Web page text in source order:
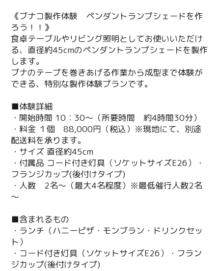
《ブナコ製作体験 ペンダントランプシェードを作
ろう！！》
食卓テーブルやリビング照明としてお使いいただけ
る、直径約45cmのペンダントランプシェードを製作
します。
ブナのテープを巻きあげる作業から成型まで体験が
できる、特別な製作体験プランです。
■体験詳細
・開始時間 10：30～（所要時間 約4時間30分）
・料金 １個 88,000円（税込）※現地にて、別途
配送料を承ります。
・サイズ 直径約45cm
・付属品 コード付き灯具（ソケットサイズE26）・
フランジカップ(後付けタイプ)
・人数 2名～（最大4名程度）※最低催行人数2名
～
■含まれるもの
・ランチ（ハニーピザ・モンブラン・ドリンクセッ
ト）
・コード付き灯具（ソケットサイズE26）・フラン
ジカップ(後付けタイプ)